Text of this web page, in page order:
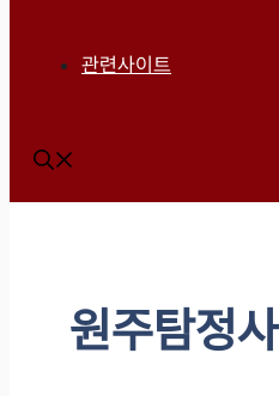
관련사이트
원주탐정